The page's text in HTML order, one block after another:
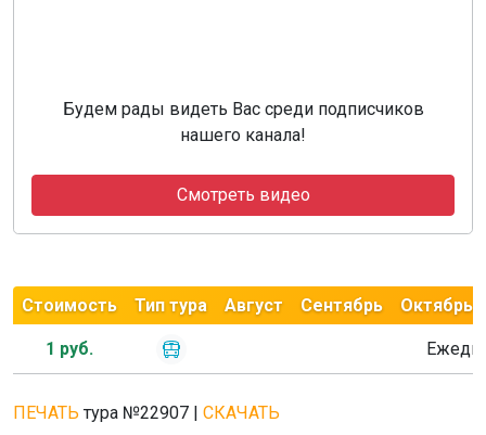
Будем рады видеть Вас среди подписчиков
нашего канала!
Смотреть видео
Стоимость Тип тура Август Сентябрь Октябрь
1 руб.
ПЕЧАТЬ тура №22907 | СКАЧАТЬ